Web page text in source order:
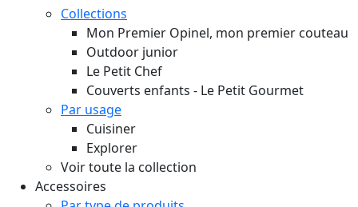
Collections
Mon Premier Opinel, mon premier couteau
Outdoor junior
Le Petit Chef
Couverts enfants - Le Petit Gourmet
Par usage
Cuisiner
Explorer
Voir toute la collection
Accessoires